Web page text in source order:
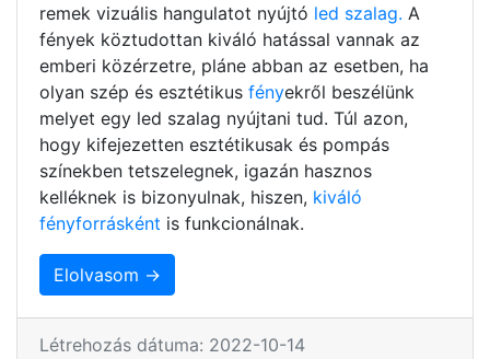
remek vizuális hangulatot nyújtó led szalag. A
fények köztudottan kiváló hatással vannak az
emberi közérzetre, pláne abban az esetben, ha
olyan szép és esztétikus fényekről beszélünk
melyet egy led szalag nyújtani tud. Túl azon,
hogy kifejezetten esztétikusak és pompás
színekben tetszelegnek, igazán hasznos
kelléknek is bizonyulnak, hiszen, kiváló
fényforrásként is funkcionálnak.
Elolvasom →
Létrehozás dátuma: 2022-10-14